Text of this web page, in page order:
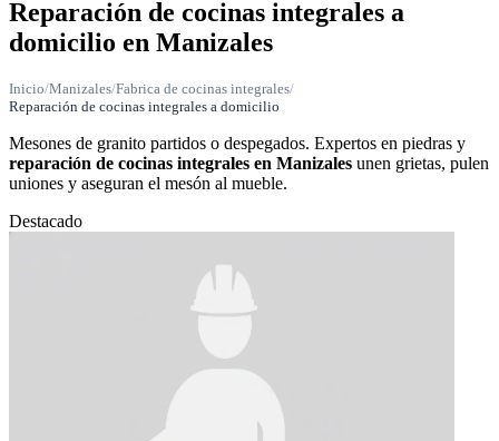
Reparación de cocinas integrales a
domicilio en Manizales
Inicio/Manizales/Fabrica de cocinas integrales/
Reparación de cocinas integrales a domicilio
Mesones de granito partidos o despegados. Expertos en piedras y
reparación de cocinas integrales en Manizales unen grietas, pulen
uniones y aseguran el mesón al mueble.
Destacado